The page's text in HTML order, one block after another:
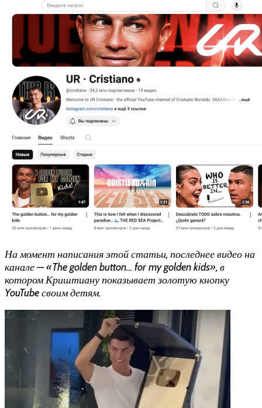
На момент написания этой статьи, последнее видео на
канале — «The golden button… for my golden kids», в
котором Криштиану показывает золотую кнопку
YouTube своим детям.